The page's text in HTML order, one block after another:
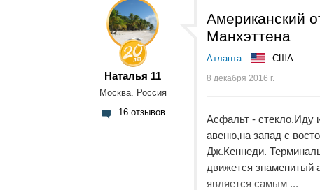
Наталья 11
Москва. Россия
16 отзывов
Американский
Манхэттена
Атланта США
8 декабря 2016 г.
Асфальт - стекло.Иду
авеню,на запад с
Дж.Кеннеди.
движется знаменитый
является самым ...